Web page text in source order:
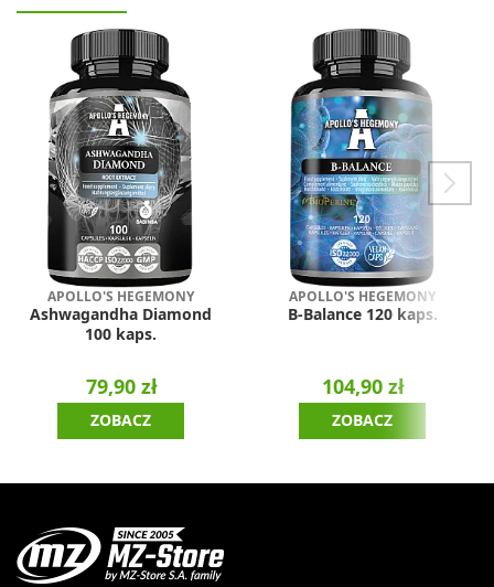
APOLLO'S HEGEMONY
Ashwagandha Diamond
100 kaps.
79,90 zł
ZOBACZ
APOLLO'S HEGEMONY
B-Balance 120 kaps.
104,90 zł
ZOBACZ